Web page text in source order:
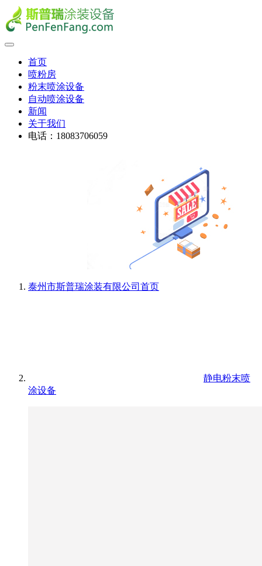
首页
喷粉房
粉末喷涂设备
自动喷涂设备
新闻
关于我们
电话：18083706059
泰州市斯普瑞涂装有限公司 首页
静电粉末喷
涂设备